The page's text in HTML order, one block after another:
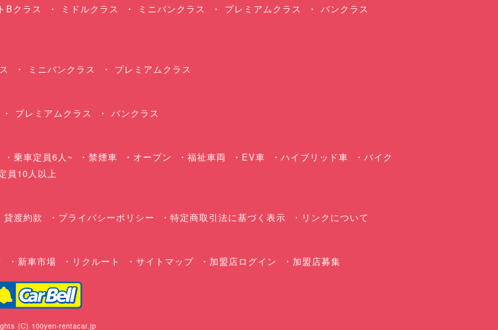
Bクラス ミドルクラス ミニバンクラス プレミアムクラス
バンクラス
ミニバンクラス プレミアムクラス
プレミアムクラス バンクラス
乗車定員6人~ 禁煙車 オープン 福祉車両 EV車 ハイブリッド車
バイク
員10人以上
貸渡約款 プライバシーポリシー 特定商取引法に基づく表示 リンクについて
新車市場 リクルート サイトマップ 加盟店ログイン 加盟店募集
(C) 100yen-rentacar.jp